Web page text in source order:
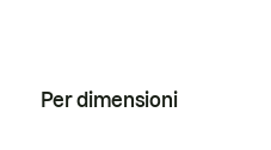
Per dimensioni